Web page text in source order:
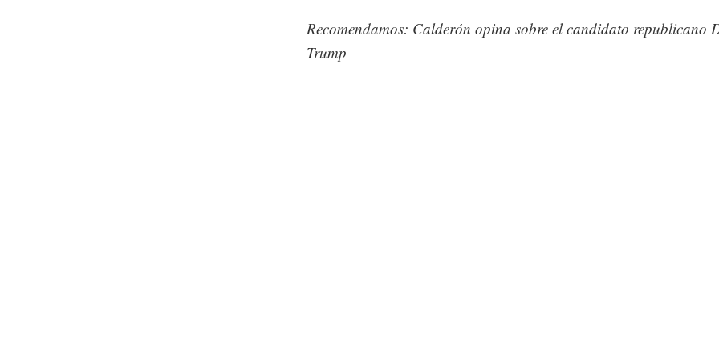
Recomendamos: Calderón opina sobre el candidato republicano
Trump